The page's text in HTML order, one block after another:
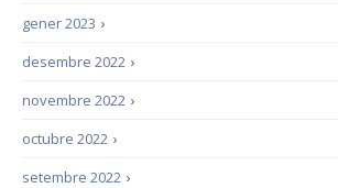
›
gener 2023
›
desembre 2022
›
novembre 2022
›
octubre 2022
›
setembre 2022